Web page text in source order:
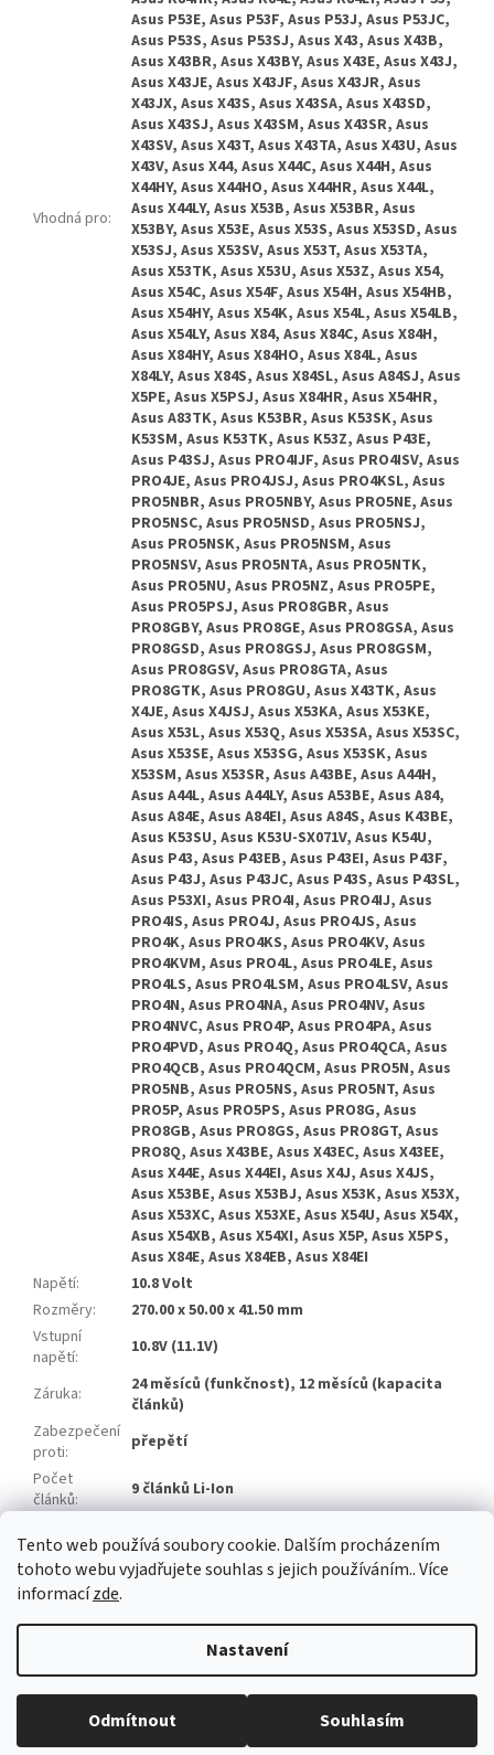
Tento web používá soubory cookie. Dalším procházením
tohoto webu vyjadřujete souhlas s jejich používáním.. Více
informacízde.
Nastavení
Odmítnout Souhlasím
Vhodná pro:
Asus P53E, Asus P53F, Asus P53J, Asus P53JC,
Asus P53S, Asus P53SJ, Asus X43, Asus X43B,
Asus X43BR, Asus X43BY, Asus X43E, Asus X43J,
Asus X43JE, Asus X43JF, Asus X43JR, Asus
X43JX, Asus X43S, Asus X43SA, Asus X43SD,
Asus X43SJ, Asus X43SM, Asus X43SR, Asus
X43SV, Asus X43T, Asus X43TA, Asus X43U, Asus
X43V, Asus X44, Asus X44C, Asus X44H, Asus
X44HY, Asus X44HO, Asus X44HR, Asus X44L,
Asus X44LY, Asus X53B, Asus X53BR, Asus
X53BY, Asus X53E, Asus X53S, Asus X53SD, Asus
X53SJ, Asus X53SV, Asus X53T, Asus X53TA,
Asus X53TK, Asus X53U, Asus X53Z, Asus X54,
Asus X54C, Asus X54F, Asus X54H, Asus X54HB,
Asus X54HY, Asus X54K, Asus X54L, Asus X54LB,
Asus X54LY, Asus X84, Asus X84C, Asus X84H,
Asus X84HY, Asus X84HO, Asus X84L, Asus
X84LY, Asus X84S, Asus X84SL, Asus A84SJ, Asus
X5PE, Asus X5PSJ, Asus X84HR, Asus X54HR,
Asus A83TK, Asus K53BR, Asus K53SK, Asus
K53SM, Asus K53TK, Asus K53Z, Asus P43E,
Asus P43SJ, Asus PRO4IJF, Asus PRO4ISV, Asus
PRO4JE, Asus PRO4JSJ, Asus PRO4KSL, Asus
PRO5NBR, Asus PRO5NBY, Asus PRO5NE, Asus
PRO5NSC, Asus PRO5NSD, Asus PRO5NSJ,
Asus PRO5NSK, Asus PRO5NSM, Asus
PRO5NSV, Asus PRO5NTA, Asus PRO5NTK,
Asus PRO5NU, Asus PRO5NZ, Asus PRO5PE,
Asus PRO5PSJ, Asus PRO8GBR, Asus
PRO8GBY, Asus PRO8GE, Asus PRO8GSA, Asus
PRO8GSD, Asus PRO8GSJ, Asus PRO8GSM,
Asus PRO8GSV, Asus PRO8GTA, Asus
PRO8GTK, Asus PRO8GU, Asus X43TK, Asus
X4JE, Asus X4JSJ, Asus X53KA, Asus X53KE,
Asus X53L, Asus X53Q, Asus X53SA, Asus X53SC,
Asus X53SE, Asus X53SG, Asus X53SK, Asus
X53SM, Asus X53SR, Asus A43BE, Asus A44H,
Asus A44L, Asus A44LY, Asus A53BE, Asus A84,
Asus A84E, Asus A84EI, Asus A84S, Asus K43BE,
Asus K53SU, Asus K53U-SX071V, Asus K54U,
Asus P43, Asus P43EB, Asus P43EI, Asus P43F,
Asus P43J, Asus P43JC, Asus P43S, Asus P43SL,
Asus P53XI, Asus PRO4I, Asus PRO4IJ, Asus
PRO4IS, Asus PRO4J, Asus PRO4JS, Asus
PRO4K, Asus PRO4KS, Asus PRO4KV, Asus
PRO4KVM, Asus PRO4L, Asus PRO4LE, Asus
PRO4LS, Asus PRO4LSM, Asus PRO4LSV, Asus
PRO4N, Asus PRO4NA, Asus PRO4NV, Asus
PRO4NVC, Asus PRO4P, Asus PRO4PA, Asus
PRO4PVD, Asus PRO4Q, Asus PRO4QCA, Asus
PRO4QCB, Asus PRO4QCM, Asus PRO5N, Asus
PRO5NB, Asus PRO5NS, Asus PRO5NT, Asus
PRO5P, Asus PRO5PS, Asus PRO8G, Asus
PRO8GB, Asus PRO8GS, Asus PRO8GT, Asus
PRO8Q, Asus X43BE, Asus X43EC, Asus X43EE,
Asus X44E, Asus X44EI, Asus X4J, Asus X4JS,
Asus X53BE, Asus X53BJ, Asus X53K, Asus X53X,
Asus X53XC, Asus X53XE, Asus X54U, Asus X54X,
Asus X54XB, Asus X54XI, Asus X5P, Asus X5PS,
Asus X84E, Asus X84EB, Asus X84EI
Napětí:
10.8 Volt
Rozměry:
270.00 x 50.00 x 41.50 mm
Vstupní
napětí: 10.8V (11.1V)
Záruka:
24 měsíců (funkčnost), 12 měsíců (kapacita
článků)
Zabezpečení
proti:
přepětí
Počet
článků:
9 článků Li-Ion
článků: Tianneng
Vytvořil Shoptet
Copyright 2026baterie-adaptery.cz . Všechna práva vyhrazena.